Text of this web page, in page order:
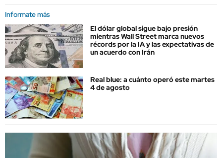
Informate más
El dólar global sigue bajo presión
mientras Wall Street marca nuevos
récords por la IA y las expectativas de
un acuerdo con Irán
Real blue: a cuánto operó este martes
4 de agosto